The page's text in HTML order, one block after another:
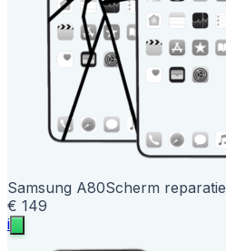
Samsung A80Scherm reparatie
€ 149
i